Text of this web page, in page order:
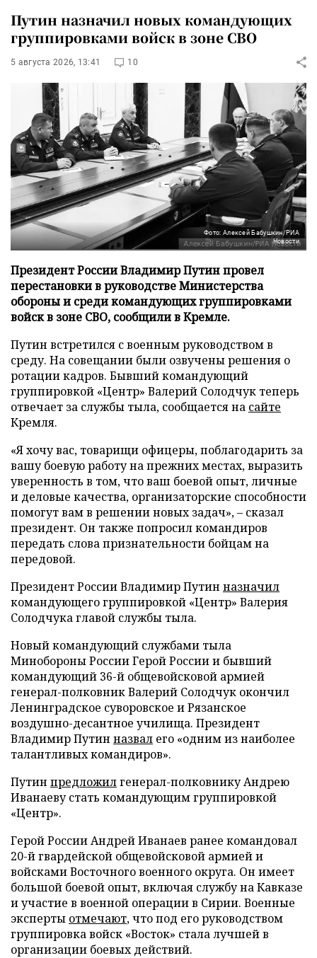
Путин назначил новых командующих
группировками войск в зоне СВО
5 августа 2026, 13:41 10
Фото: Алексей Бабушкин/РИА
Новости
Президент России Владимир Путин провел
перестановки в руководстве Министерства
обороны и среди командующих группировками
войск в зоне СВО, сообщили в Кремле.
Путин встретился с военным руководством в
среду. На совещании были озвучены решения о
ротации кадров. Бывший командующий
группировкой «Центр» Валерий Солодчук теперь
отвечает за службы тыла, сообщается на сайте
Кремля.
«Я хочу вас, товарищи офицеры, поблагодарить за
вашу боевую работу на прежних местах, выразить
уверенность в том, что ваш боевой опыт, личные
и деловые качества, организаторские способности
помогут вам в решении новых задач», – сказал
президент. Он также попросил командиров
передать слова признательности бойцам на
передовой.
Президент России Владимир Путин назначил
командующего группировкой «Центр» Валерия
Солодчука главой службы тыла.
Новый командующий службами тыла
Минобороны России Герой России и бывший
командующий 36-й общевойсковой армией
генерал-полковник Валерий Солодчук окончил
Ленинградское суворовское и Рязанское
воздушно-десантное училища. Президент
Владимир Путин назвал его «одним из наиболее
талантливых командиров».
Путин предложилгенерал-полковнику Андрею
Иванаеву стать командующим группировкой
«Центр».
Герой России Андрей Иванаев ранее командовал
20-й гвардейской общевойсковой армией и
войсками Восточного военного округа. Он имеет
большой боевой опыт, включая службу на Кавказе
и участие в военной операции в Сирии. Военные
эксперты отмечают, что под его руководством
группировка войск «Восток» стала лучшей в
организации боевых действий.